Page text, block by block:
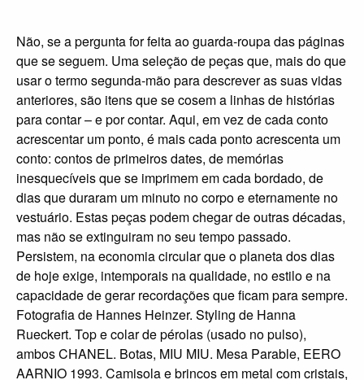
Não, se a pergunta for feita ao guarda-roupa das páginas
que se seguem. Uma seleção de peças que, mais do que
usar o termo segunda-mão para descrever as suas vidas
anteriores, são itens que se cosem a linhas de histórias
para contar – e por contar. Aqui, em vez de cada conto
acrescentar um ponto, é mais cada ponto acrescenta um
conto: contos de primeiros dates, de memórias
inesquecíveis que se imprimem em cada bordado, de
dias que duraram um minuto no corpo e eternamente no
vestuário. Estas peças podem chegar de outras décadas,
mas não se extinguiram no seu tempo passado.
Persistem, na economia circular que o planeta dos dias
de hoje exige, intemporais na qualidade, no estilo e na
capacidade de gerar recordações que ficam para sempre.
Fotografia de Hannes Heinzer. Styling de Hanna
Rueckert. Top e colar de pérolas (usado no pulso),
ambos CHANEL. Botas, MIU MIU. Mesa Parable, EERO
AARNIO 1993. Camisola e brincos em metal com cristais,